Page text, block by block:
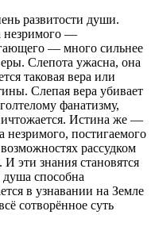
развитости души.
незримого —
— много сильнее
Слепота ужасна, она
таковая вера или
Слепая вера убивает
фанатизму,
Истина же —
незримого, постигаемого
рассудком
эти знания становятся
способна
в узнавании на Земле
сотворённое суть